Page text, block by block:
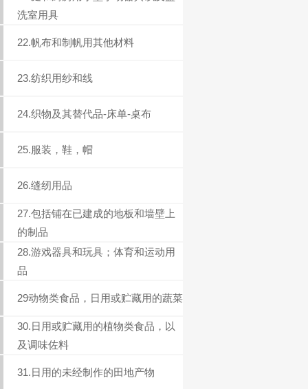
洗室用具
22.帆布和制帆用其他材料
23.纺织用纱和线
24.织物及其替代品-床单-桌布
25.服装，鞋，帽
26.缝纫用品
27.包括铺在已建成的地板和墙壁上
的制品
28.游戏器具和玩具；体育和运动用
品
29动物类食品，日用或贮藏用的蔬菜
30.日用或贮藏用的植物类食品，以
及调味佐料
31.日用的未经制作的田地产物